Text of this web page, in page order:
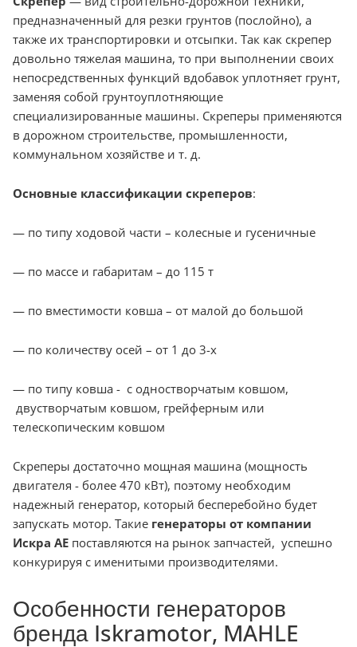
предназначенный для резки грунтов (послойно), а
также их транспортировки и отсыпки. Так как скрепер
довольно тяжелая машина, то при выполнении своих
непосредственных функций вдобавок уплотняет грунт,
заменяя собой грунтоуплотняющие
специализированные машины. Скреперы применяются
в дорожном строительстве, промышленности,
коммунальном хозяйстве и т. д.
Основные классификации скреперов:
— по типу ходовой части – колесные и гусеничные
— по массе и габаритам – до 115 т
— по вместимости ковша – от малой до большой
— по количеству осей – от 1 до 3-х
— по типу ковша - с одностворчатым ковшом,
двустворчатым ковшом, грейферным или
телескопическим ковшом
Скреперы достаточно мощная машина (мощность
двигателя - более 470 кВт), поэтому необходим
надежный генератор, который бесперебойно будет
запускать мотор. Такие генераторы от компании
Искра АЕ поставляются на рынок запчастей, успешно
конкурируя с именитыми производителями.
Особенности генераторов
бренда Iskramotor, MAHLE